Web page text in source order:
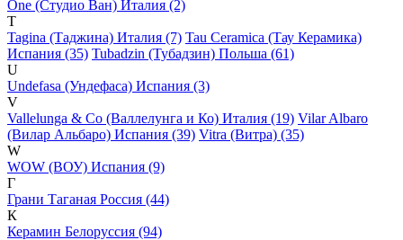
One (Студио Ван) Италия (2)
T
Tagina (Таджина) Италия (7) Tau Ceramica (Тау Керамика)
Испания (35) Tubadzin (Тубадзин) Польша (61)
U
Undefasa (Ундефаса) Испания (3)
V
Vallelunga & Co (Валлелунга и Ко) Италия (19) Vilar Albaro
(Вилар Альбаро) Испания (39) Vitra (Витра) (35)
W
WOW (ВОУ) Испания (9)
Г
Грани Таганая Россия (44)
К
Керамин Белоруссия (94)